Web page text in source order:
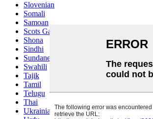
Slovenian
Somali
Samoan
Scots Gaelic
Shona
Sindhi
Sundanese
Swahili
Tajik
Tamil
Telugu
Thai
Ukrainian